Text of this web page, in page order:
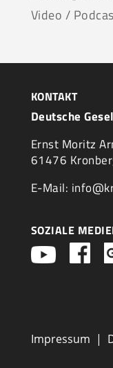
Video /
KONTAKT
Deutsche
Ernst Moritz
61476
E-Mail:
SOZIALE
Impressum |